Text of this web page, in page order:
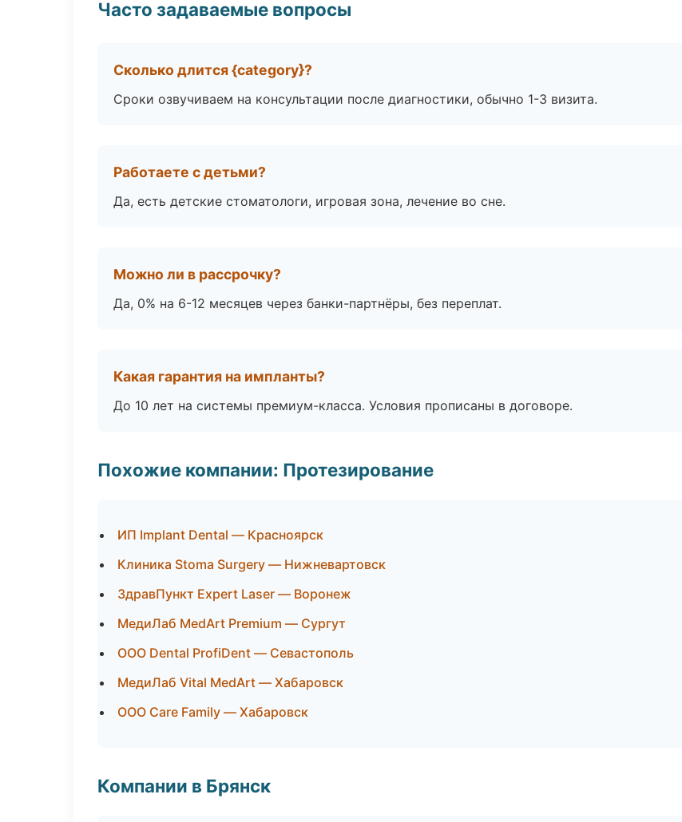
Часто задаваемые вопросы
Сколько длится {category}?
Сроки озвучиваем на консультации после диагностики, обычно 1-3 визита.
Работаете с детьми?
Да, есть детские стоматологи, игровая зона, лечение во сне.
Можно ли в рассрочку?
Да, 0% на 6-12 месяцев через банки-партнёры, без переплат.
Какая гарантия на импланты?
До 10 лет на системы премиум-класса. Условия прописаны в договоре.
Похожие компании: Протезирование
ИП Implant Dental — Красноярск
Клиника Stoma Surgery — Нижневартовск
ЗдравПункт Expert Laser — Воронеж
МедиЛаб MedArt Premium — Сургут
ООО Dental ProfiDent — Севастополь
МедиЛаб Vital MedArt — Хабаровск
ООО Care Family — Хабаровск
Компании в Брянск